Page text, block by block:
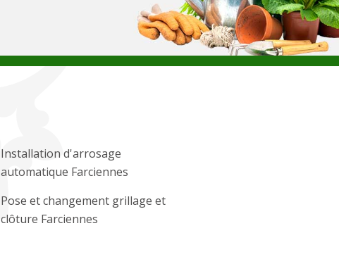
Installation d'arrosage
automatique Farciennes
Pose et changement grillage et
clôture Farciennes